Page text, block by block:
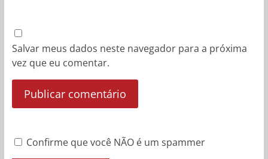
Salvar meus dados neste navegador para a próxima
vez que eu comentar.
Confirme que você NÃO é um spammer